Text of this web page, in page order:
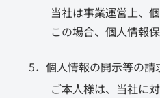
当社は事業運営上、
この場合、個人情報
5．個人情報の開示等の請
ご本人様は、当社に